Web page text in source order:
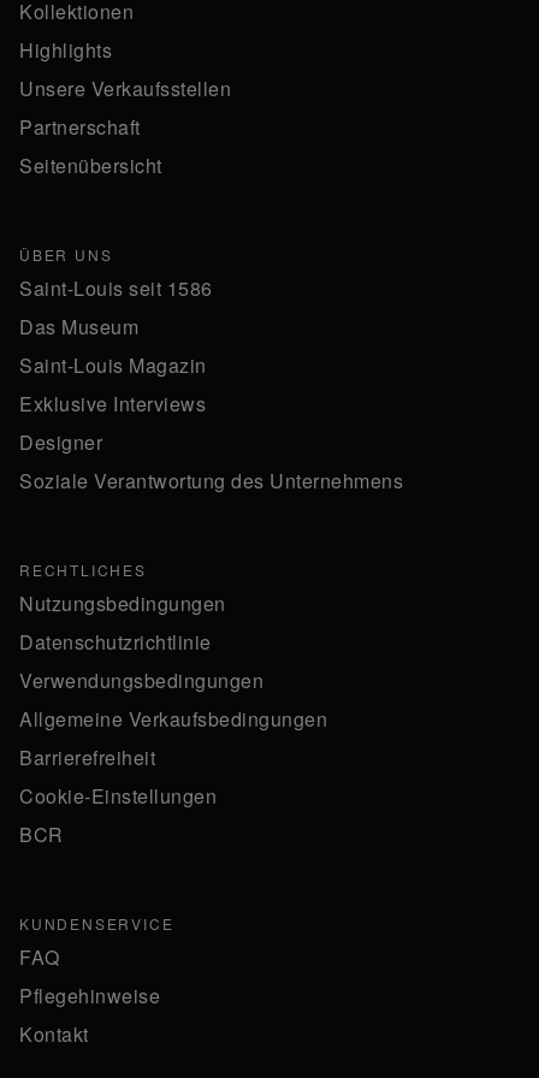
Kollektionen
Highlights
Unsere Verkaufsstellen
Partnerschaft
Seitenübersicht
ÜBER UNS
Saint-Louis seit 1586
Das Museum
Saint-Louis Magazin
Exklusive Interviews
Designer
Soziale Verantwortung des Unternehmens
RECHTLICHES
Nutzungsbedingungen
Datenschutzrichtlinie
Verwendungsbedingungen
Allgemeine Verkaufsbedingungen
Barrierefreiheit
Cookie-Einstellungen
BCR
KUNDENSERVICE
FAQ
Pflegehinweise
Kontakt